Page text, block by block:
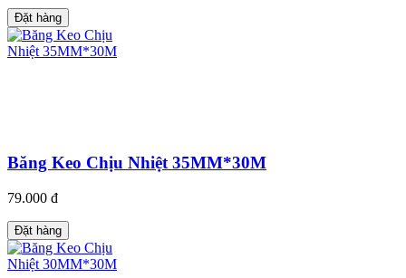
Đặt hàng
Băng Keo Chịu Nhiệt 35MM*30M
79.000 đ
Đặt hàng